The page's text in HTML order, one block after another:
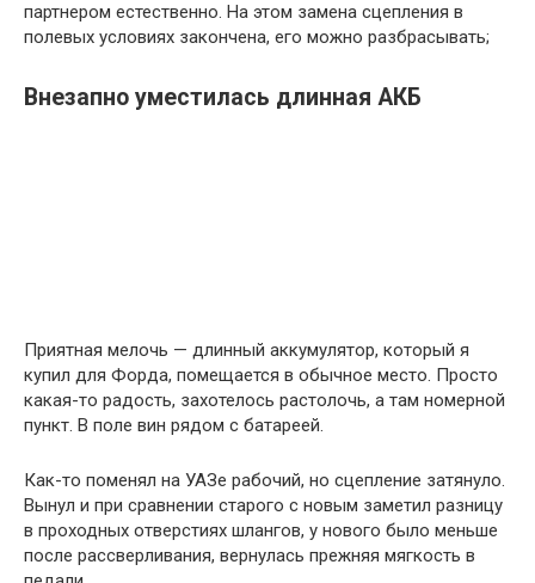
партнером естественно. На этом замена сцепления в
полевых условиях закончена, его можно разбрасывать;
Внезапно уместилась длинная АКБ
Приятная мелочь — длинный аккумулятор, который я
купил для Форда, помещается в обычное место. Просто
какая-то радость, захотелось растолочь, а там номерной
пункт. В поле вин рядом с батареей.
Как-то поменял на УАЗе рабочий, но сцепление затянуло.
Вынул и при сравнении старого с новым заметил разницу
в проходных отверстиях шлангов, у нового было меньше
после рассверливания, вернулась прежняя мягкость в